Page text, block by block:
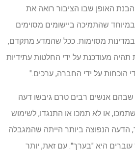
האופן שבו הציבור רואה את
שהתמיכה ביישומים מסוימים
מסוימות. ככל שהמדע מתקדם,
תהיה מעודכנת על ידי החלטות עתידיות
הוכחות על ידי החברה, ערכים."
אנשים רבים טרם גיבשו דעה
או לא תמכו או התנגדו, לשימוש
הדעה הנפוצה ביותר הייתה שהמגבלה
יום לחקר עוברים היא "בערך". עם זאת, יותר